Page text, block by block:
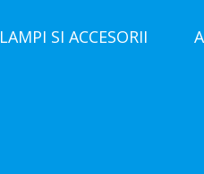
LAMPI SI ACCESORII